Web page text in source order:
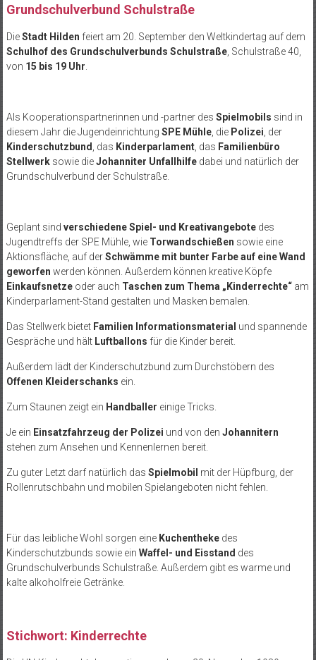
Grundschulverbund Schulstraße
DieStadt Hilden feiert am 20. September den Weltkindertag auf dem
Schulhof des Grundschulverbunds Schulstraße, Schulstraße 40,
von 15 bis 19 Uhr
Als Kooperationspartnerinnen und -partner des Spielmobils sind in
diesem Jahr die Jugendeinrichtung SPE Mühle, die Polizei , der
Kinderschutzbund
, das Kinderparlament, das Familienbüro
Stellwerksowie dieJohanniter Unfallhilfedabei und natürlich der
Grundschulverbund der Schulstraße.
Geplant sind verschiedene Spiel- und Kreativangebotedes
Jugendtreffs der SPE Mühle, wie Torwandschießen sowie eine
Aktionsfläche, auf derSchwämme mit bunter Farbe auf eine Wand
geworfen werden können. Außerdem können kreative Köpfe
Einkaufsnetzeoder auch Taschen zum Thema „Kinderrechte“am
Kinderparlament-Stand gestalten und Masken bemalen.
Das Stellwerk bietet Familien Informationsmaterial und spannende
Gespräche und hält Luftballons für die Kinder bereit.
Außerdem lädt der Kinderschutzbund zum Durchstöbern des
Offenen Kleiderschanks ein.
Zum Staunen zeigt ein Handballer einige Tricks.
Je ein Einsatzfahrzeug der Polizei und von den Johannitern
stehen zum Ansehen und Kennenlernen bereit.
Zu guter Letzt darf natürlich das Spielmobil mit der Hüpfburg, der
Rollenrutschbahn und mobilen Spielangeboten nicht fehlen.
Für das leibliche Wohl sorgen eine Kuchenthekedes
Kinderschutzbunds sowie ein Waffel- und Eisstand des
Grundschulverbunds Schulstraße. Außerdem gibt es warme und
kalte alkoholfreie Getränke.
Stichwort: Kinderrechte